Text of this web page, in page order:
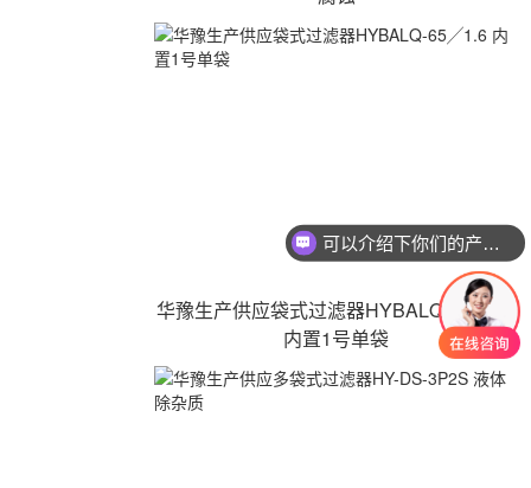
华豫生产供应袋式过滤器HYBALQ-65╱1.6
内置1号单袋